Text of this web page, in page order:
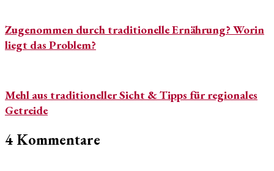
Zugenommen durch traditionelle Ernährung? Worin
liegt das Problem?
Mehl aus traditioneller Sicht & Tipps für regionales
Getreide
4 Kommentare